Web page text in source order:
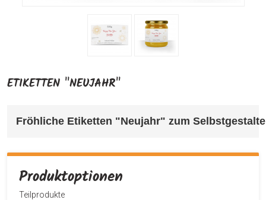
ETIKETTEN "NEUJAHR"
Fröhliche Etiketten "Neujahr" zum
Produktoptionen
Teilprodukte